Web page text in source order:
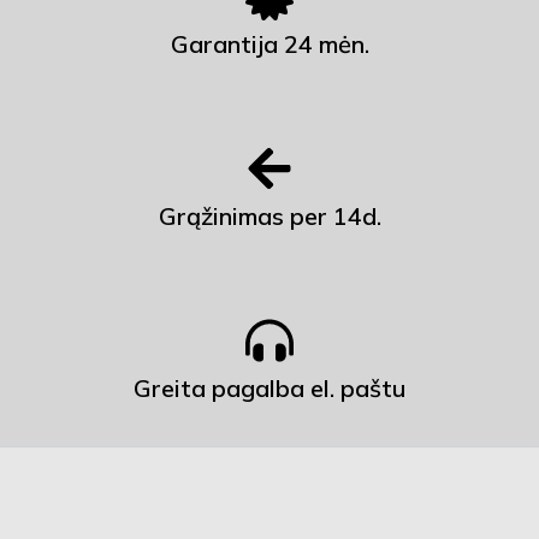
Garantija 24 mėn.
Grąžinimas per 14d.
Greita pagalba el. paštu